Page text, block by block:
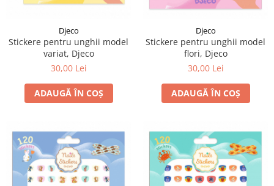
Djeco
Stickere pentru unghii model
variat, Djeco
30,00 Lei
ADAUGĂ ÎN COȘ
Djeco
Stickere pentru unghii model
flori, Djeco
30,00 Lei
ADAUGĂ ÎN COȘ